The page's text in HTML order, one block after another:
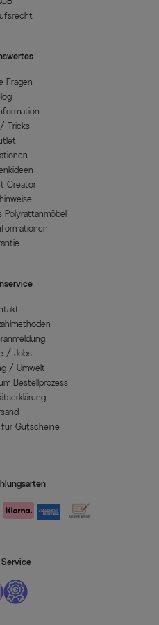
Fragen
Tricks
Creator
Polyrattanmöbel
/ Jobs
/ Umwelt
Bestellprozess
Gutscheine